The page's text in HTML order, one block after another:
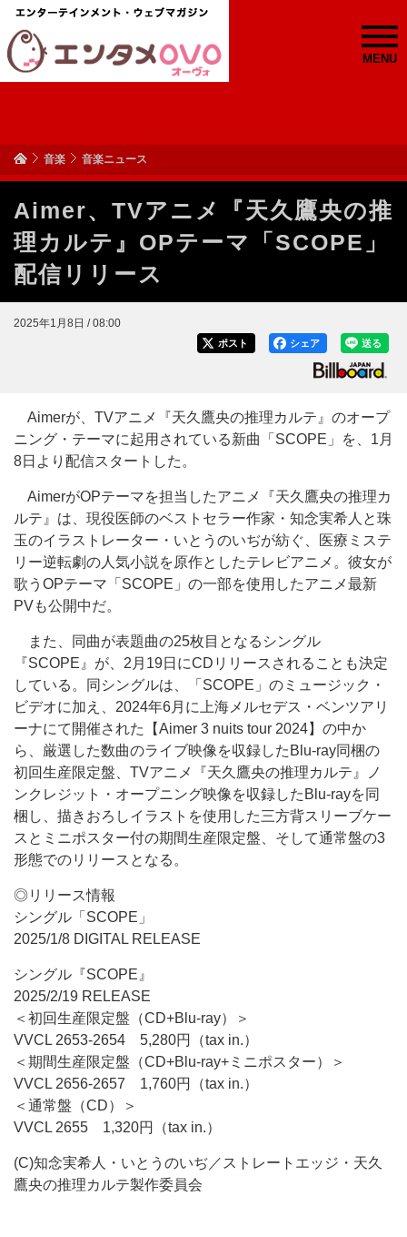
MENU
音楽 音楽ニュース
Aimer、TVアニメ『天久鷹央の推
理カルテ』OPテーマ「SCOPE」
配信リリース
2025年1月8日 / 08:00
送る
シェア
ポスト
Aimerが、TVアニメ『天久鷹央の推理カルテ』のオープ
ニング・テーマに起用されている新曲「SCOPE」を、1月
8日より配信スタートした。
AimerがOPテーマを担当したアニメ『天久鷹央の推理カ
ルテ』は、現役医師のベストセラー作家・知念実希人と珠
玉のイラストレーター・いとうのいぢが紡ぐ、医療ミステ
リー逆転劇の人気小説を原作としたテレビアニメ。彼女が
歌うOPテーマ「SCOPE」の一部を使用したアニメ最新
PVも公開中だ。
また、同曲が表題曲の25枚目となるシングル
『SCOPE』が、2月19日にCDリリースされることも決定
している。同シングルは、「SCOPE」のミュージック・
ビデオに加え、2024年6月に上海メルセデス・ベンツアリ
ーナにて開催された【Aimer 3 nuits tour 2024】の中か
ら、厳選した数曲のライブ映像を収録したBlu-ray同梱の
初回生産限定盤、TVアニメ『天久鷹央の推理カルテ』ノ
ンクレジット・オープニング映像を収録したBlu-rayを同
梱し、描きおろしイラストを使用した三方背スリーブケー
スとミニポスター付の期間生産限定盤、そして通常盤の3
形態でのリリースとなる。
◎リリース情報
シングル「SCOPE」
2025/1/8 DIGITAL RELEASE
シングル『SCOPE』
2025/2/19 RELEASE
＜初回生産限定盤（CD+Blu-ray）＞
VVCL 2653-2654 5,280円（tax in.）
＜期間生産限定盤（CD+Blu-ray+ミニポスター）＞
VVCL 2656-2657 1,760円（tax in.）
＜通常盤（CD）＞
VVCL 2655 1,320円（tax in.）
(C)知念実希人・いとうのいぢ／ストレートエッジ・天久
鷹央の推理カルテ製作委員会